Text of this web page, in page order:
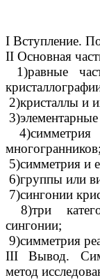
I Вступление.
II Основная
1)равные
2)кристаллы и
4)симметрия
многогранников;
5)симметрия и
6)группы или
7)сингонии
8)три
сингонии;
9)симметрия
III Вывод.
метод